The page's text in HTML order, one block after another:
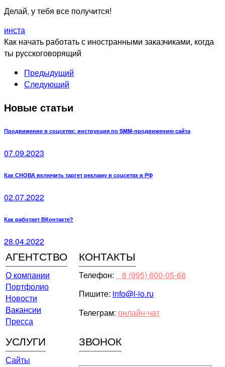
Делай, у тебя все получится!
инста
Как начать работать с иностранными заказчиками, когда
ты русскоговорящий
Предыдущий
Следующий
Новые статьи
Продвижение в соцсетях: инструкция по SMM-продвижению сайта
07.09.2023
Как СНОВА включить таргет рекламу в соцсетях в РФ
02.07.2022
Как работает ВКонтакте?
28.04.2022
АГЕНТСТВО КОНТАКТЫ
О компании
Портфолио
Новости
Вакансии
Пресса
Телефон:
⠀8 (995) 600-05-68
Пишите: info@l-io.ru
Телеграм: онлайн-чат
УСЛУГИ ЗВОНОК
Сайты